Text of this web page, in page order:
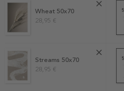
Wheat 50x70
28,95 €
Streams 50x70
28,95 €